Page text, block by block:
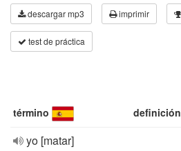
descargar mp3 imprimir
test de práctica
término definición
yo [matar]